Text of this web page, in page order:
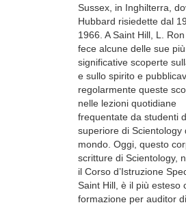
Sussex, in Inghilterra,
Hubbard risiedette dal
1966. A Saint Hill, L.
fece alcune delle sue più
significative scoperte
e sullo spirito e
regolarmente queste
nelle lezioni quotidiane
frequentate da studenti
superiore di Scientology
mondo. Oggi, questo
scritture di Scientology,
il Corso d’Istruzione
Saint Hill, è il più esteso
formazione per auditor di